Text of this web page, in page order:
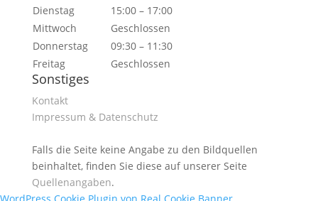
Dienstag
15:00 – 17:00
Mittwoch
Geschlossen
Donnerstag
09:30 – 11:30
Freitag
Geschlossen
Sonstiges
Kontakt
Impressum & Datenschutz
Falls die Seite keine Angabe zu den Bildquellen
beinhaltet, finden Sie diese auf unserer Seite
Quellenangaben.